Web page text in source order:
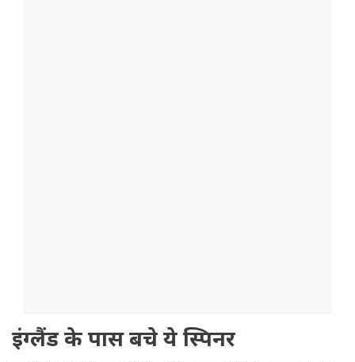
इंग्लैंड के पास बचे ये स्पिनर